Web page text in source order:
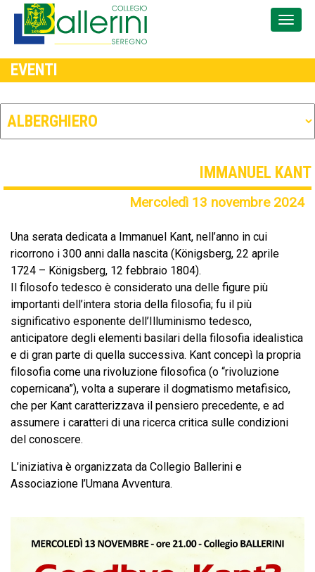
EVENTI
IMMANUEL KANT
Mercoledì 13 novembre 2024
Una serata dedicata a Immanuel Kant, nell’anno in cui
ricorrono i 300 anni dalla nascita (Königsberg, 22 aprile
1724 – Königsberg, 12 febbraio 1804).
Il filosofo tedesco è considerato una delle figure più
importanti dell’intera storia della filosofia; fu il più
significativo esponente dell’Illuminismo tedesco,
anticipatore degli elementi basilari della filosofia idealistica
e di gran parte di quella successiva. Kant concepì la propria
filosofia come una rivoluzione filosofica (o “rivoluzione
copernicana”), volta a superare il dogmatismo metafisico,
che per Kant caratterizzava il pensiero precedente, e ad
assumere i caratteri di una ricerca critica sulle condizioni
del conoscere.
L’iniziativa è organizzata da Collegio Ballerini e
Associazione l’Umana Avventura.